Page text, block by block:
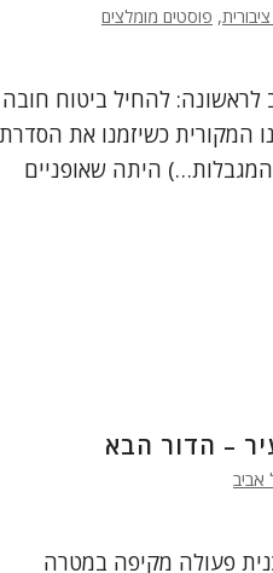
, פוסטים מומלצים
לראשונה: להחיל ביטוח חובה
המקורית כשיזמנו את הסדרת
היתה שאופניים
– הדור הבא
אביב
פעולה מקיפה במטרה